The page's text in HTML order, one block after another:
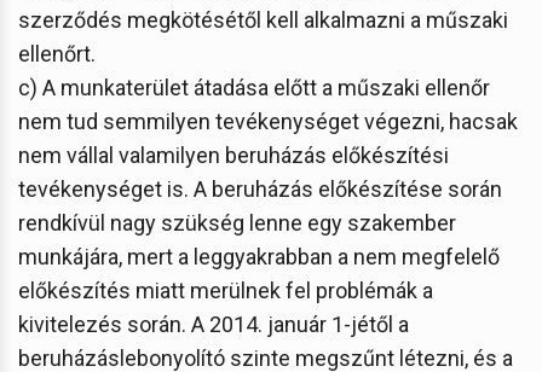
szerződés megkötésétől kell alkalmazni a műszaki
ellenőrt.
c) A munkaterület átadása előtt a műszaki ellenőr
nem tud semmilyen tevékenységet végezni, hacsak
nem vállal valamilyen beruházás előkészítési
tevékenységet is. A beruházás előkészítése során
rendkívül nagy szükség lenne egy szakember
munkájára, mert a leggyakrabban a nem megfelelő
előkészítés miatt merülnek fel problémák a
kivitelezés során. A 2014. január 1-jétől a
beruházáslebonyolító szinte megszűnt létezni, és a